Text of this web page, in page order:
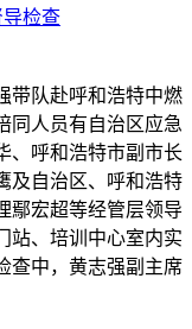
检查
带队赴呼和浩特中燃
同人员有自治区应急
、呼和浩特市副市长
及自治区、呼和浩特
鄢宏超等经管层领导
站、培训中心室内实
查中，黄志强副主席